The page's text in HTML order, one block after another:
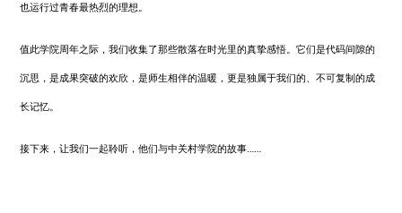
也运行过青春最热烈的理想。
值此学院周年之际，我们收集了那些散落在时光里的真挚感悟。它们是代码间隙的
沉思，是成果突破的欢欣，是师生相伴的温暖，更是独属于我们的、不可复制的成
长记忆。
接下来，让我们一起聆听，他们与中关村学院的故事……